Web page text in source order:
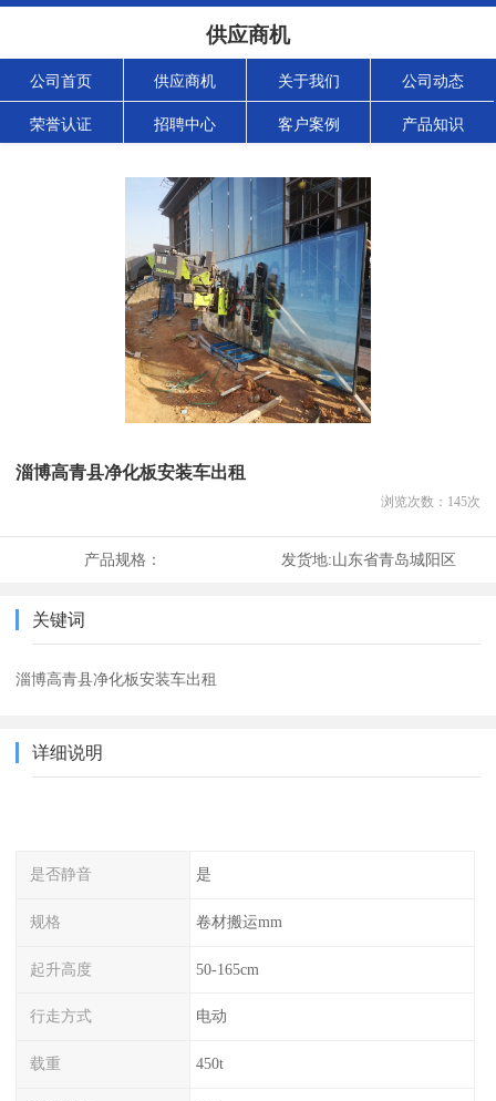
供应商机
公司首页 供应商机 关于我们 公司动态
荣誉认证 招聘中心 客户案例 产品知识
淄博高青县净化板安装车出租
浏览次数： 145次
产品规格： 发货地:山东省青岛城阳区
关键词
淄博高青县净化板安装车出租
详细说明
是否静音 是
规格 卷材搬运mm
起升高度 50-165cm
行走方式 电动
载重 450t